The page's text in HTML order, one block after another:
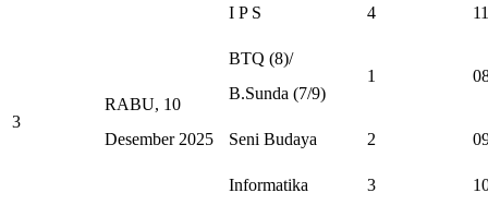
I P S 4
3
RABU, 10
Desember 2025
BTQ (8)/
B.Sunda (7/9)
1
Seni Budaya 2
Informatika 3